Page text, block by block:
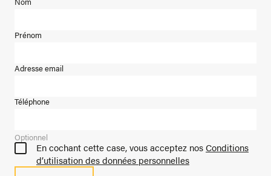
Prénom
Adresse email
Téléphone
Optionnel
En cochant cette case, vous acceptez nosConditions
d’utilisation des données personnelles